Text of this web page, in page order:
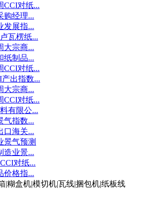
CCI对纸...
购经理...
发展指...
瓦楞纸...
大宗商...
纸制品...
CCI对纸...
出指数...
大宗商...
CCI对纸...
有限公...
气指数...
口海关...
景气预测
造业景...
对纸...
价格指...
|糊盒机|模切机|瓦线|捆包机|纸板线